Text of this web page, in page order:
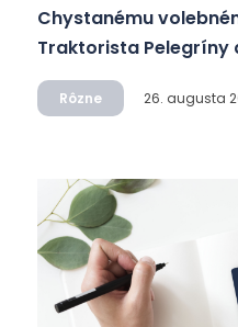
Chystanému
Traktorista Pelegríny
Rôzne 26. augusta